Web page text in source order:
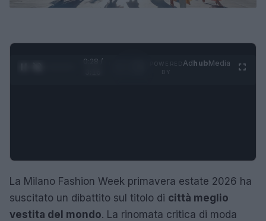
0:29 /
AdhubMedia
La Milano Fashion Week primavera estate 2026 ha
suscitato un dibattito sul titolo di città meglio
vestita del mondo. La rinomata critica di moda